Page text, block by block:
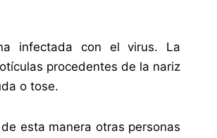
infectada con el virus. La
procedentes de la nariz
o tose.
esta manera otras personas